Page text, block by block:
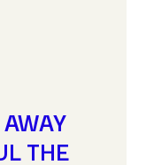
THE